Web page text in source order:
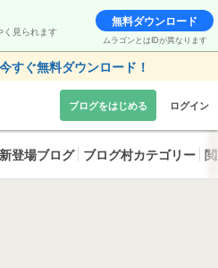
く見られます
無料ダウンロード
ムラゴンとはIDが異なります
すぐ無料ダウンロード！
ブログをはじめる ログイン
新登場ブログ ブログ村カテゴリー